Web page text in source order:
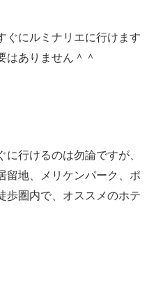
ぐにルミナリエに行けます
はありません＾＾
行けるのは勿論ですが、
留地、メリケンパーク、ポ
歩圏内で、オススメのホテ